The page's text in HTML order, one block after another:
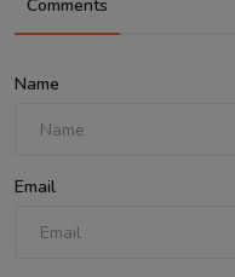
Comments
Name
Email